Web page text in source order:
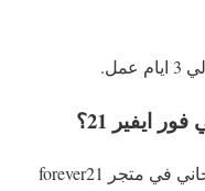
21؟
يمكنك ان تقوم بالحصول علي شحن مجاني في متجر forever21